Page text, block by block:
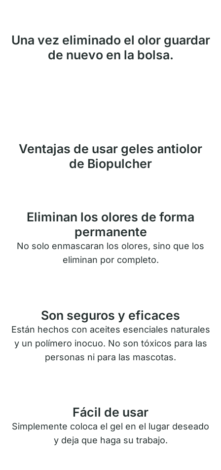
Una vez eliminado el olor guardar
de nuevo en la bolsa.
Ventajas de usar geles antiolor
de Biopulcher
Eliminan los olores de forma
permanente
No solo enmascaran los olores, sino que los
eliminan por completo.
Son seguros y eficaces
Están hechos con aceites esenciales naturales
y un polímero inocuo. No son tóxicos para las
personas ni para las mascotas.
Fácil de usar
Simplemente coloca el gel en el lugar deseado
y deja que haga su trabajo.